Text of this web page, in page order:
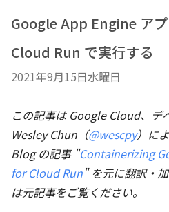
Google App Engine アプ
Cloud Run で実行する
2021年9月15日水曜日
この記事は Google Cloud、デ
Wesley Chun（@wescpy）に
Blog の記事 "Containerizing
for Cloud Run" を元に翻訳・
は元記事をご覧ください。